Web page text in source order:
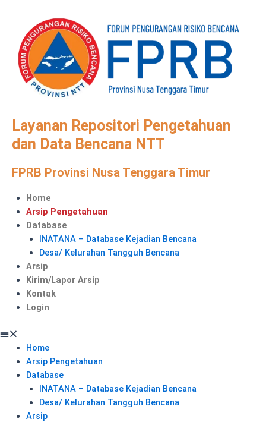
content
Layanan Repositori Pengetahuan
dan Data Bencana NTT
FPRB Provinsi Nusa Tenggara Timur
Home
Arsip Pengetahuan
Database
INATANA – Database Kejadian Bencana
Desa/ Kelurahan Tangguh Bencana
Arsip
Kirim/Lapor Arsip
Kontak
Login
Menu
Home
Arsip Pengetahuan
Database
INATANA – Database Kejadian Bencana
Desa/ Kelurahan Tangguh Bencana
Arsip